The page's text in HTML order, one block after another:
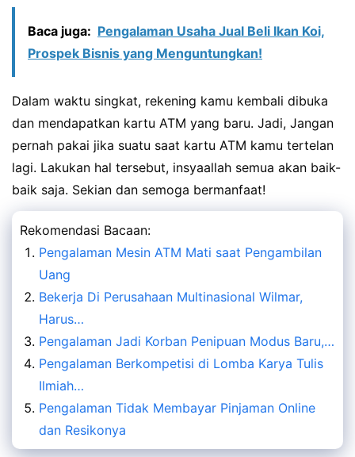
Baca juga: Pengalaman Usaha Jual Beli Ikan Koi,
Prospek Bisnis yang Menguntungkan!
Dalam waktu singkat, rekening kamu kembali dibuka
dan mendapatkan kartu ATM yang baru. Jadi, Jangan
pernah pakai jika suatu saat kartu ATM kamu tertelan
lagi. Lakukan hal tersebut, insyaallah semua akan baik-
baik saja. Sekian dan semoga bermanfaat!
Rekomendasi Bacaan:
Pengalaman Mesin ATM Mati saat Pengambilan
Uang
Bekerja Di Perusahaan Multinasional Wilmar,
Harus…
Pengalaman Jadi Korban Penipuan Modus Baru,…
Pengalaman Berkompetisi di Lomba Karya Tulis
Ilmiah…
Pengalaman Tidak Membayar Pinjaman Online
dan Resikonya